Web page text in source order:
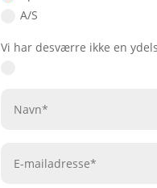
A/S
Vi har desværre ikke en